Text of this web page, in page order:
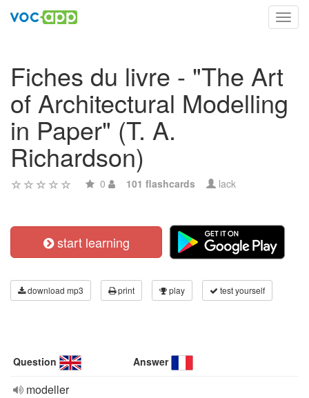
Fiches du livre - "The Art
of Architectural Modelling
in Paper" (T. A.
Richardson)
0 101 flashcards lack
start learning
download mp3 print play test yourself
Question Answer
modeller